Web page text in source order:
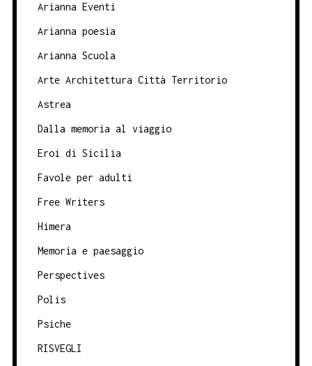
Arianna Eventi
Arianna poesia
Arianna Scuola
Arte Architettura Città Territorio
Astrea
Dalla memoria al viaggio
Eroi di Sicilia
Favole per adulti
Free Writers
Himera
Memoria e paesaggio
Perspectives
Polis
Psiche
RISVEGLI